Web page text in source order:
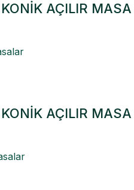
AÇILIR MASA
AÇILIR MASA